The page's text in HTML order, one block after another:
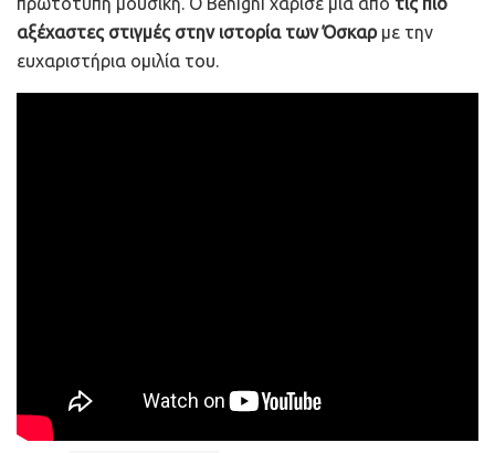
αξέχαστες στιγμές στην ιστορία των Όσκαρ με την
ευχαριστήρια ομιλία του.